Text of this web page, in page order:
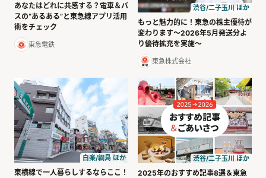
あなたはどれに共感する？電車＆バ
スの“あるある”と東急線アプリ活用
術をチェック
東急電鉄
渋谷/二子玉川 ほか
もっと魅力的に！東急の株主優待が
変わります〜2026年5月発送分よ
り優待拡充を実施〜
東急株式会社
白楽/綱島 ほか
東横線で一人暮らしするならここ！
渋谷/二子玉川 ほか
2025年のおすすめ記事8選＆東急